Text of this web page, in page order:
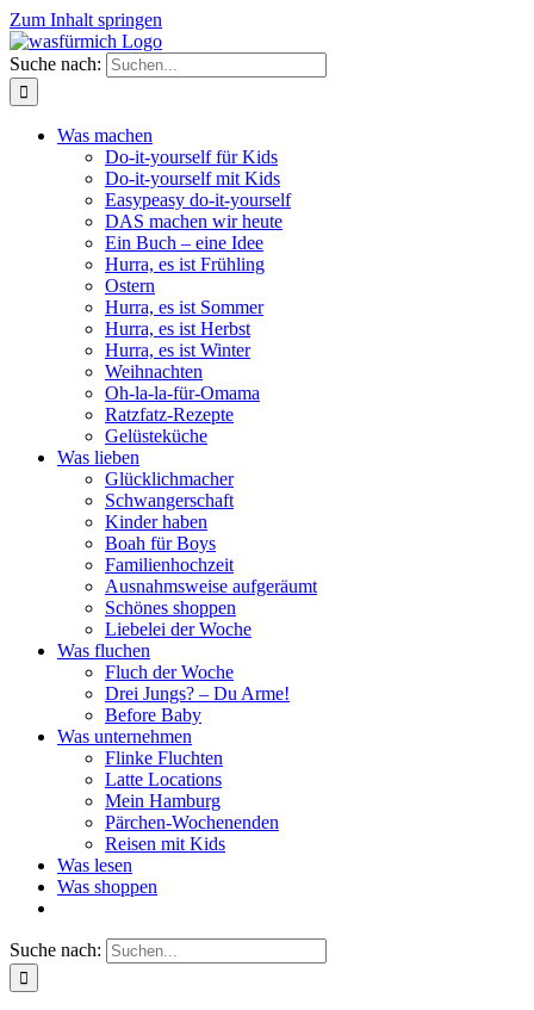
Zum Inhalt springen
Suche nach:
Was machen
Do-it-yourself für Kids
Do-it-yourself mit Kids
Easypeasy do-it-yourself
DAS machen wir heute
Ein Buch – eine Idee
Hurra, es ist Frühling
Ostern
Hurra, es ist Sommer
Hurra, es ist Herbst
Hurra, es ist Winter
Weihnachten
Oh-la-la-für-Omama
Ratzfatz-Rezepte
Gelüsteküche
Was lieben
Glücklichmacher
Schwangerschaft
Kinder haben
Boah für Boys
Familienhochzeit
Ausnahmsweise aufgeräumt
Schönes shoppen
Liebelei der Woche
Was fluchen
Fluch der Woche
Drei Jungs? – Du Arme!
Before Baby
Was unternehmen
Flinke Fluchten
Latte Locations
Mein Hamburg
Pärchen-Wochenenden
Reisen mit Kids
Was lesen
Was shoppen
Suche nach: